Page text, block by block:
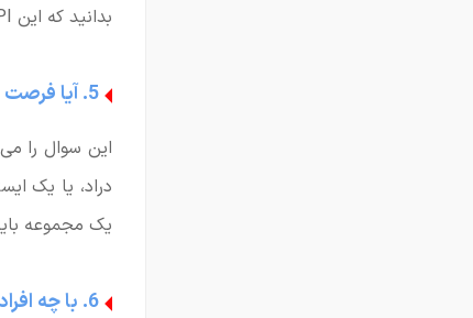
بدانید که این KPI ها چگونه اندازه گیری می شوند؟
5. آیا فرصت هایی برای رشد جایگاه شغلی وجود دارد؟ اگر بله، به چه صورت است؟
این سوال را
دراد، یا یک
یک مجموعه
6. با چه افرادی همکاری بیشتری خواهم داشت؟